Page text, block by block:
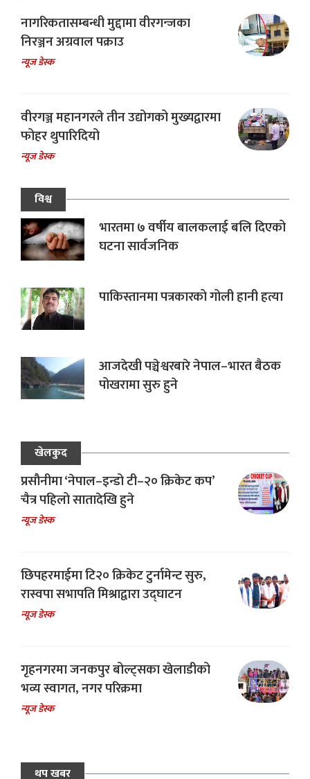
नागरिकतासम्बन्धी मुद्दामा वीरगन्जका
निरञ्जन अग्रवाल पक्राउ
न्यूज डेस्क
वीरगञ्ज महानगरले तीन उद्योगको मुख्यद्वारमा
फोहर थुपारिदियो
न्यूज डेस्क
विश्व
भारतमा ७ वर्षीय बालकलाई बलि दिएको
घटना सार्वजनिक
पाकिस्तानमा पत्रकारको गोली हानी हत्या
आजदेखी पञ्चेश्वरबारे नेपाल–भारत बैठक
पोखरामा सुरु हुने
खेलकुद
प्रसौनीमा ‘नेपाल–इन्डो टी–२० क्रिकेट कप’
चैत्र पहिलो सातादेखि हुने
न्यूज डेस्क
छिपहरमाईमा टि२० क्रिकेट टुर्नामेन्ट सुरु,
रास्वपा सभापति मिश्राद्वारा उद्घाटन
न्यूज डेस्क
गृहनगरमा जनकपुर बोल्ट्सका खेलाडीको
भव्य स्वागत, नगर परिक्रमा
न्यूज डेस्क
थप खबर